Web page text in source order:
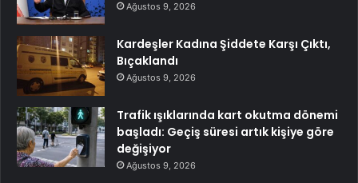
Ağustos 9, 2026
Kardeşler Kadına Şiddete Karşı Çıktı,
Bıçaklandı
Ağustos 9, 2026
Trafik ışıklarında kart okutma dönemi
başladı: Geçiş süresi artık kişiye göre
değişiyor
Ağustos 9, 2026